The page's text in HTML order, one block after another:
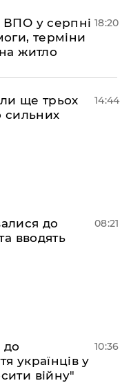
ВПО у серпні
терміни
житло
18:20
ще трьох
сильних
14:44
до
вводять
08:21
до
українців у
війну"
10:36